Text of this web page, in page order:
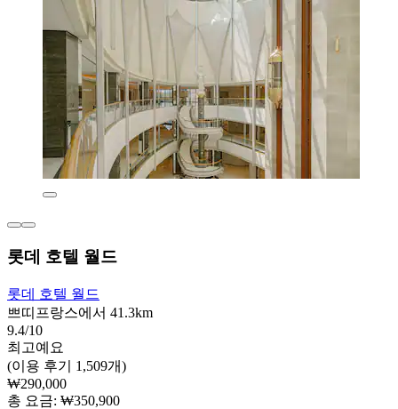
롯데 호텔 월드
롯데 호텔 월드
쁘띠프랑스에서 41.3km
9.4/10
최고예요
(이용 후기 1,509개)
₩290,000
총 요금: ₩350,900